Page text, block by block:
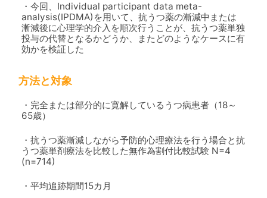
・今回、Individual participant data meta-
analysis(IPDMA)を用いて、抗うつ薬の漸減中または
漸減後に心理学的介入を順次行うことが、抗うつ薬単独
投与の代替となるかどうか、またどのようなケースに有
効かを検証した
方法と対象
・完全または部分的に寛解しているうつ病患者（18～
65歳）
・抗うつ薬漸減しながら予防的心理療法を行う場合と抗
うつ薬単剤療法を比較した無作為割付比較試験 N=4
(n=714)
・平均追跡期間15カ月